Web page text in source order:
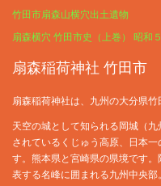
竹田市扇森山横穴出土遺物
扇森横穴 竹田市史（上巻） 昭和
扇森稲荷神社 竹田市
扇森稲荷神社は、九州の大分県竹
天空の城として知られる岡城（
されているくじゅう高原、日本
す。熊本県と宮崎県の県境です
表する名峰に囲まれる九州中央部